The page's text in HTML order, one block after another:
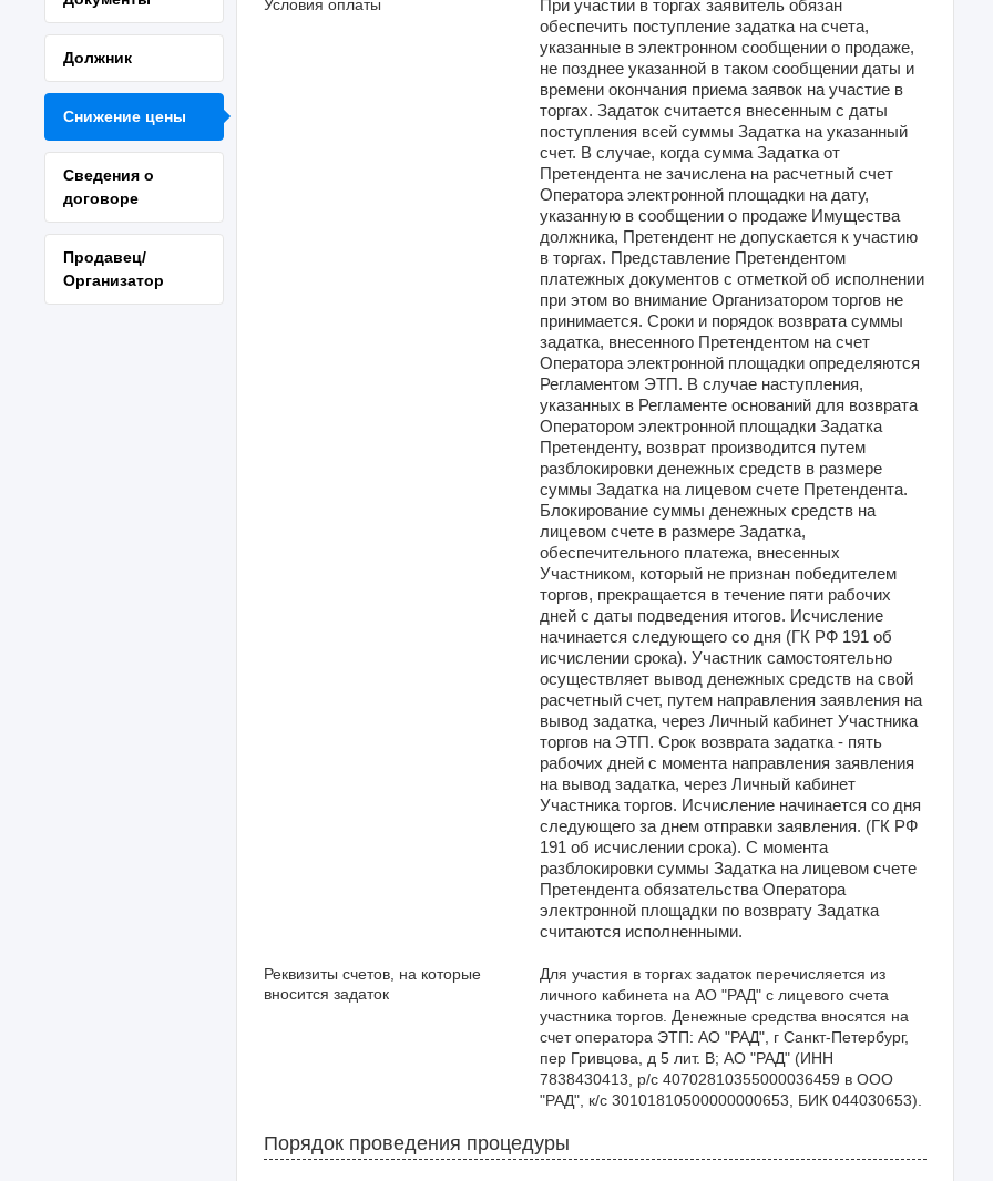
Должник
Снижение цены
Сведения о
договоре
Продавец/
Организатор
Условия оплаты
При участии в торгах заявитель обязан
обеспечить поступление задатка на счета,
указанные в электронном сообщении о продаже,
не позднее указанной в таком сообщении даты и
времени окончания приема заявок на участие в
торгах. Задаток считается внесенным с даты
поступления всей суммы Задатка на указанный
счет. В случае, когда сумма Задатка от
Претендента не зачислена на расчетный счет
Оператора электронной площадки на дату,
указанную в сообщении о продаже Имущества
должника, Претендент не допускается к участию
в торгах. Представление Претендентом
платежных документов с отметкой об исполнении
при этом во внимание Организатором торгов не
принимается. Сроки и порядок возврата суммы
задатка, внесенного Претендентом на счет
Оператора электронной площадки определяются
Регламентом ЭТП. В случае наступления,
указанных в Регламенте оснований для возврата
Оператором электронной площадки Задатка
Претенденту, возврат производится путем
разблокировки денежных средств в размере
суммы Задатка на лицевом счете Претендента.
Блокирование суммы денежных средств на
лицевом счете в размере Задатка,
обеспечительного платежа, внесенных
Участником, который не признан победителем
торгов, прекращается в течение пяти рабочих
дней с даты подведения итогов. Исчисление
начинается следующего со дня (ГК РФ 191 об
исчислении срока). Участник самостоятельно
осуществляет вывод денежных средств на свой
расчетный счет, путем направления заявления на
вывод задатка, через Личный кабинет Участника
торгов на ЭТП. Срок возврата задатка - пять
рабочих дней с момента направления заявления
на вывод задатка, через Личный кабинет
Участника торгов. Исчисление начинается со дня
следующего за днем отправки заявления. (ГК РФ
191 об исчислении срока). С момента
разблокировки суммы Задатка на лицевом счете
Претендента обязательства Оператора
электронной площадки по возврату Задатка
считаются исполненными.
Реквизиты счетов, на которые
вносится задаток
Для участия в торгах задаток перечисляется из
личного кабинета на АО "РАД" с лицевого счета
участника торгов. Денежные средства вносятся на
счет оператора ЭТП: АО "РАД", г Санкт-Петербург,
пер Гривцова, д 5 лит. В; АО "РАД" (ИНН
7838430413, р/с 40702810355000036459 в ООО
"РАД", к/с 30101810500000000653, БИК 044030653).
Порядок проведения процедуры